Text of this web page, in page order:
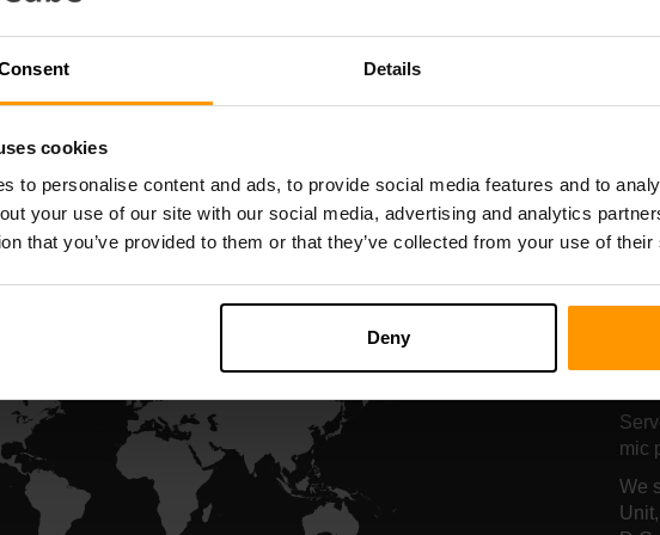
Details
cookies
to personalise content and ads, to provide social media features and to
your use of our site with our social media, advertising and analytics
that you’ve provided to them or that they’ve collected from your use of
Deny
mic
We